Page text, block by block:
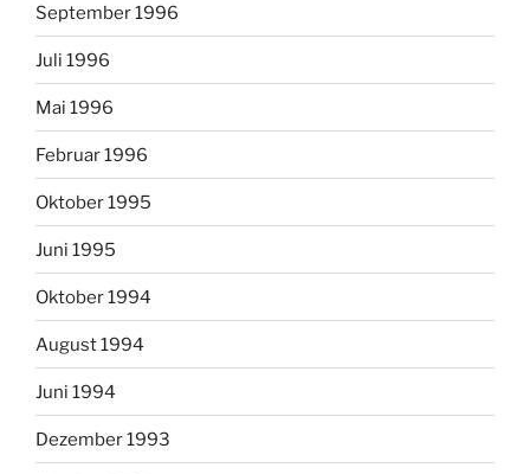
September 1996
Juli 1996
Mai 1996
Februar 1996
Oktober 1995
Juni 1995
Oktober 1994
August 1994
Juni 1994
Dezember 1993